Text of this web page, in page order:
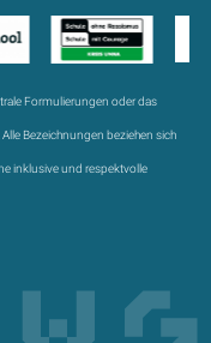
Formulierungen oder das
Bezeichnungen beziehen sich
inklusive und respektvolle